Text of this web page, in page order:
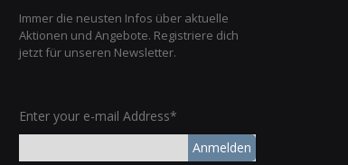
Immer die neusten Infos über aktuelle
Aktionen und Angebote. Registriere dich
jetzt für unseren Newsletter.
Enter your e-mail Address*
Anmelden